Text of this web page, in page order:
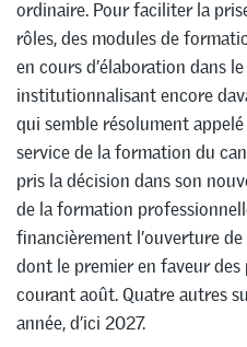
ordinaire. Pour faciliter la
rôles, des modules de
en cours d’élaboration dans
institutionnalisant encore
qui semble résolument
service de la formation du
pris la décision dans son
de la formation
financièrement l’ouverture
dont le premier en faveur des
courant août. Quatre autres
année, d’ici 2027.